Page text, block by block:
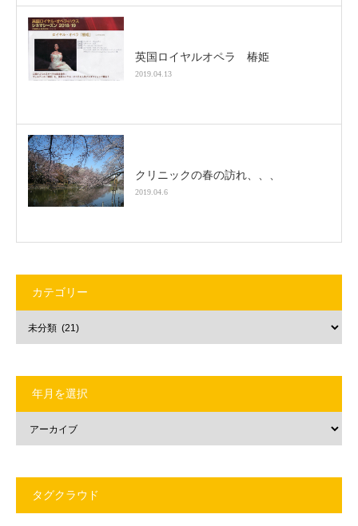
英国ロイヤルオペラ 椿姫
2019.04.13
クリニックの春の訪れ、、、
2019.04.6
カテゴリー
年月を選択
タグクラウド